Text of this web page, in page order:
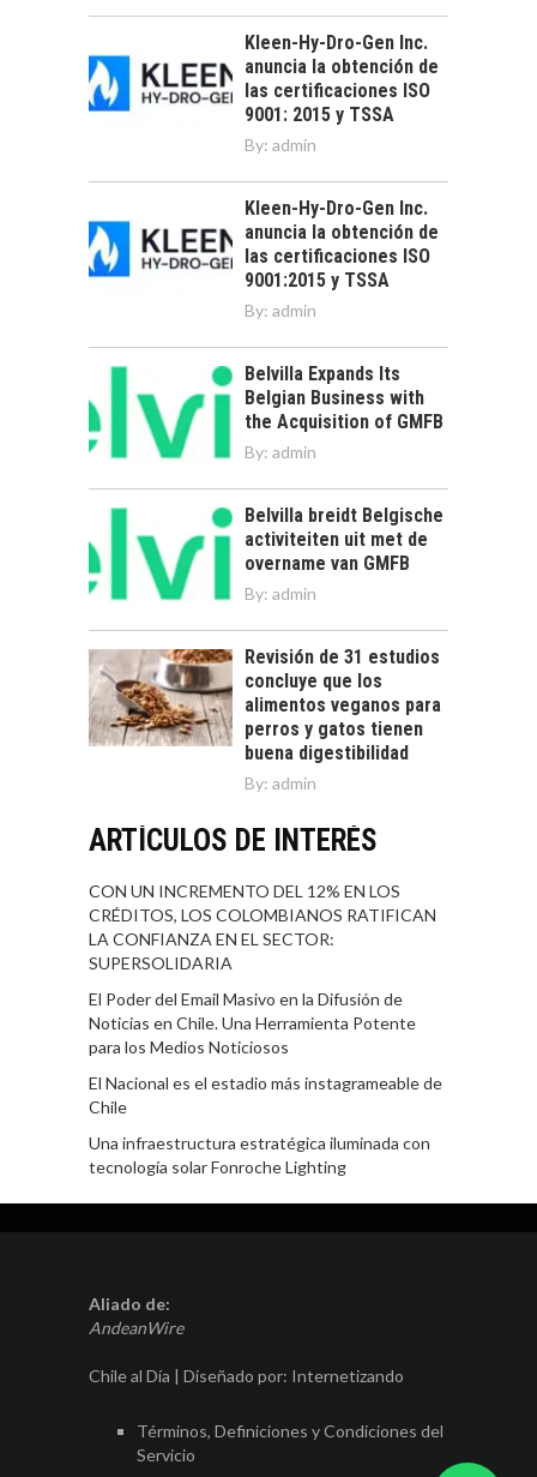
Kleen-Hy-Dro-Gen Inc.
anuncia la obtención de
las certificaciones ISO
9001: 2015 y TSSA
By: admin
Kleen-Hy-Dro-Gen Inc.
anuncia la obtención de
las certificaciones ISO
9001:2015 y TSSA
By: admin
Belvilla Expands Its
Belgian Business with
the Acquisition of GMFB
By: admin
Belvilla breidt Belgische
activiteiten uit met de
overname van GMFB
By: admin
Revisión de 31 estudios
concluye que los
alimentos veganos para
perros y gatos tienen
buena digestibilidad
By: admin
ARTÍCULOS DE INTERÉS
CON UN INCREMENTO DEL 12% EN LOS
CRÉDITOS, LOS COLOMBIANOS RATIFICAN
LA CONFIANZA EN EL SECTOR:
SUPERSOLIDARIA
El Poder del Email Masivo en la Difusión de
Noticias en Chile. Una Herramienta Potente
para los Medios Noticiosos
El Nacional es el estadio más instagrameable de
Chile
Una infraestructura estratégica iluminada con
tecnología solar Fonroche Lighting
Aliado de:
AndeanWire
Chile al Día | Diseñado por: Internetizando
Términos, Definiciones y Condiciones del
Servicio